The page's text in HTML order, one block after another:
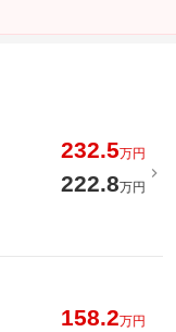
232.5万円
222.8万円
158.2万円